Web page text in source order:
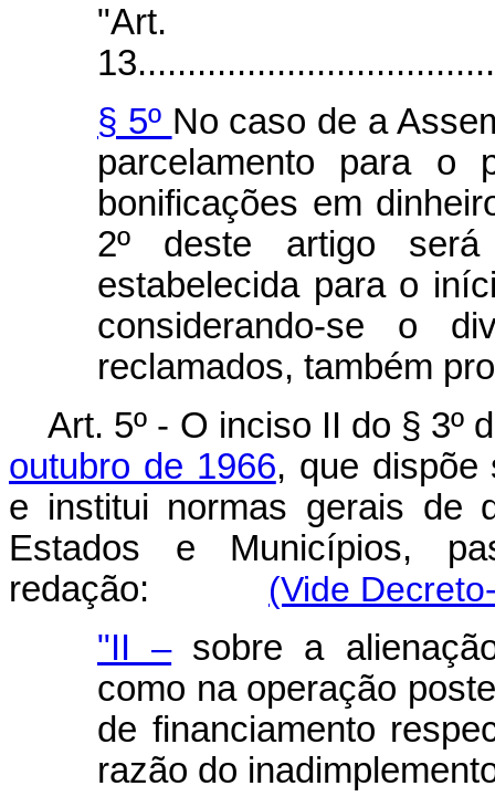
"Art.
§ 5º No caso de a
parcelamento para o
bonificações em
2º deste artigo
estabelecida para o
considerando-se o
reclamados, também
Art. 5º - O inciso II do § 3º
outubro de 1966, que dispõe
e institui normas gerais de
Estados e Municípios,
redação: (Vide
"II –sobre a
como na operação
de financiamento
razão do